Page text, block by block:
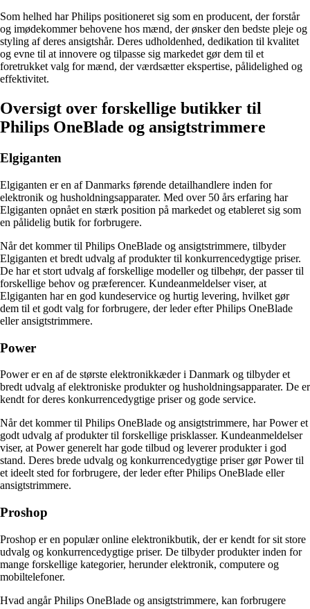
Som helhed har Philips positioneret sig som en producent, der forstår
og imødekommer behovene hos mænd, der ønsker den bedste pleje og
styling af deres ansigtshår. Deres udholdenhed, dedikation til kvalitet
og evne til at innovere og tilpasse sig markedet gør dem til et
foretrukket valg for mænd, der værdsætter ekspertise, pålidelighed og
effektivitet.
Oversigt over forskellige butikker til
Philips OneBlade og ansigtstrimmere
Elgiganten
Elgiganten er en af Danmarks førende detailhandlere inden for
elektronik og husholdningsapparater. Med over 50 års erfaring har
Elgiganten opnået en stærk position på markedet og etableret sig som
en pålidelig butik for forbrugere.
Når det kommer til Philips OneBlade og ansigtstrimmere, tilbyder
Elgiganten et bredt udvalg af produkter til konkurrencedygtige priser.
De har et stort udvalg af forskellige modeller og tilbehør, der passer til
forskellige behov og præferencer. Kundeanmeldelser viser, at
Elgiganten har en god kundeservice og hurtig levering, hvilket gør
dem til et godt valg for forbrugere, der leder efter Philips OneBlade
eller ansigtstrimmere.
Power
Power er en af de største elektronikkæder i Danmark og tilbyder et
bredt udvalg af elektroniske produkter og husholdningsapparater. De er
kendt for deres konkurrencedygtige priser og gode service.
Når det kommer til Philips OneBlade og ansigtstrimmere, har Power et
godt udvalg af produkter til forskellige prisklasser. Kundeanmeldelser
viser, at Power generelt har gode tilbud og leverer produkter i god
stand. Deres brede udvalg og konkurrencedygtige priser gør Power til
et ideelt sted for forbrugere, der leder efter Philips OneBlade eller
ansigtstrimmere.
Proshop
Proshop er en populær online elektronikbutik, der er kendt for sit store
udvalg og konkurrencedygtige priser. De tilbyder produkter inden for
mange forskellige kategorier, herunder elektronik, computere og
mobiltelefoner.
Hvad angår Philips OneBlade og ansigtstrimmere, kan forbrugere